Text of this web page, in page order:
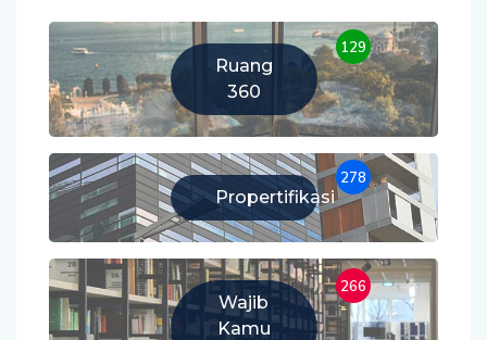
Ruang
360
129
Propertifikasi
278
Wajib
Kamu
266